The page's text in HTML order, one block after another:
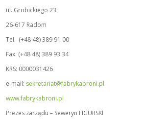
ul. Grobickiego 23
26-617 Radom
Tel. (+48 48) 389 91 00
Fax. (+48 48) 389 93 34
KRS: 0000031426
e-mail: sekretariat@fabrykabroni.pl
www.fabrykabroni.pl
Prezes zarządu – Seweryn FIGURSKI